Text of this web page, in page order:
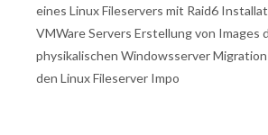
eines Linux Fileservers mit Raid6
VMWare Servers Erstellung von Images
physikalischen Windowsserver
den Linux Fileserver Impo